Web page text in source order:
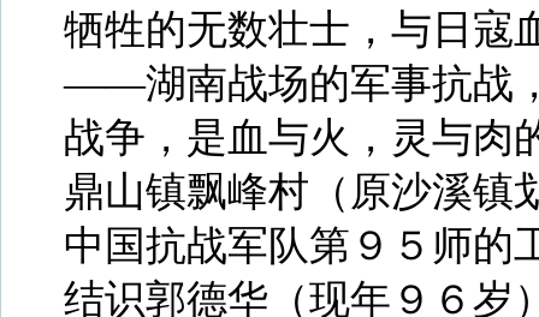
牺牲的无数壮士，与日寇
——湖南战场的军事抗战
战争，是血与火，灵与肉
鼎山镇飘峰村（原沙溪镇
中国抗战军队第９５师的
结识郭德华（现年９６岁